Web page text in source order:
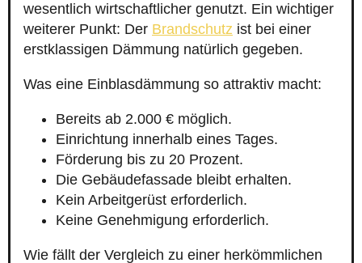
wesentlich wirtschaftlicher genutzt. Ein wichtiger
weiterer Punkt: Der Brandschutz ist bei einer
erstklassigen Dämmung natürlich gegeben.
Was eine Einblasdämmung so attraktiv macht:
Bereits ab 2.000 € möglich.
Einrichtung innerhalb eines Tages.
Förderung bis zu 20 Prozent.
Die Gebäudefassade bleibt erhalten.
Kein Arbeitgerüst erforderlich.
Keine Genehmigung erforderlich.
Wie fällt der Vergleich zu einer herkömmlichen